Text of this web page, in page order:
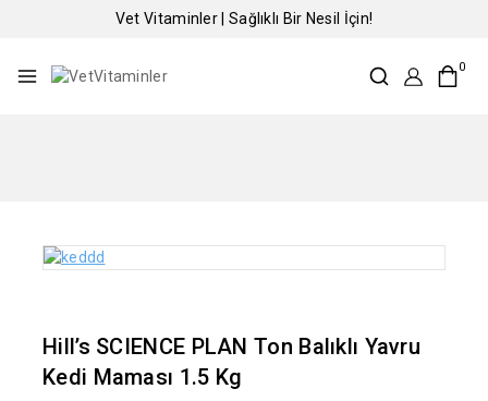
Vet Vitaminler | Sağlıklı Bir Nesil İçin!
0
Hill’s SCIENCE PLAN Ton Balıklı Yavru
Kedi Maması 1.5 Kg